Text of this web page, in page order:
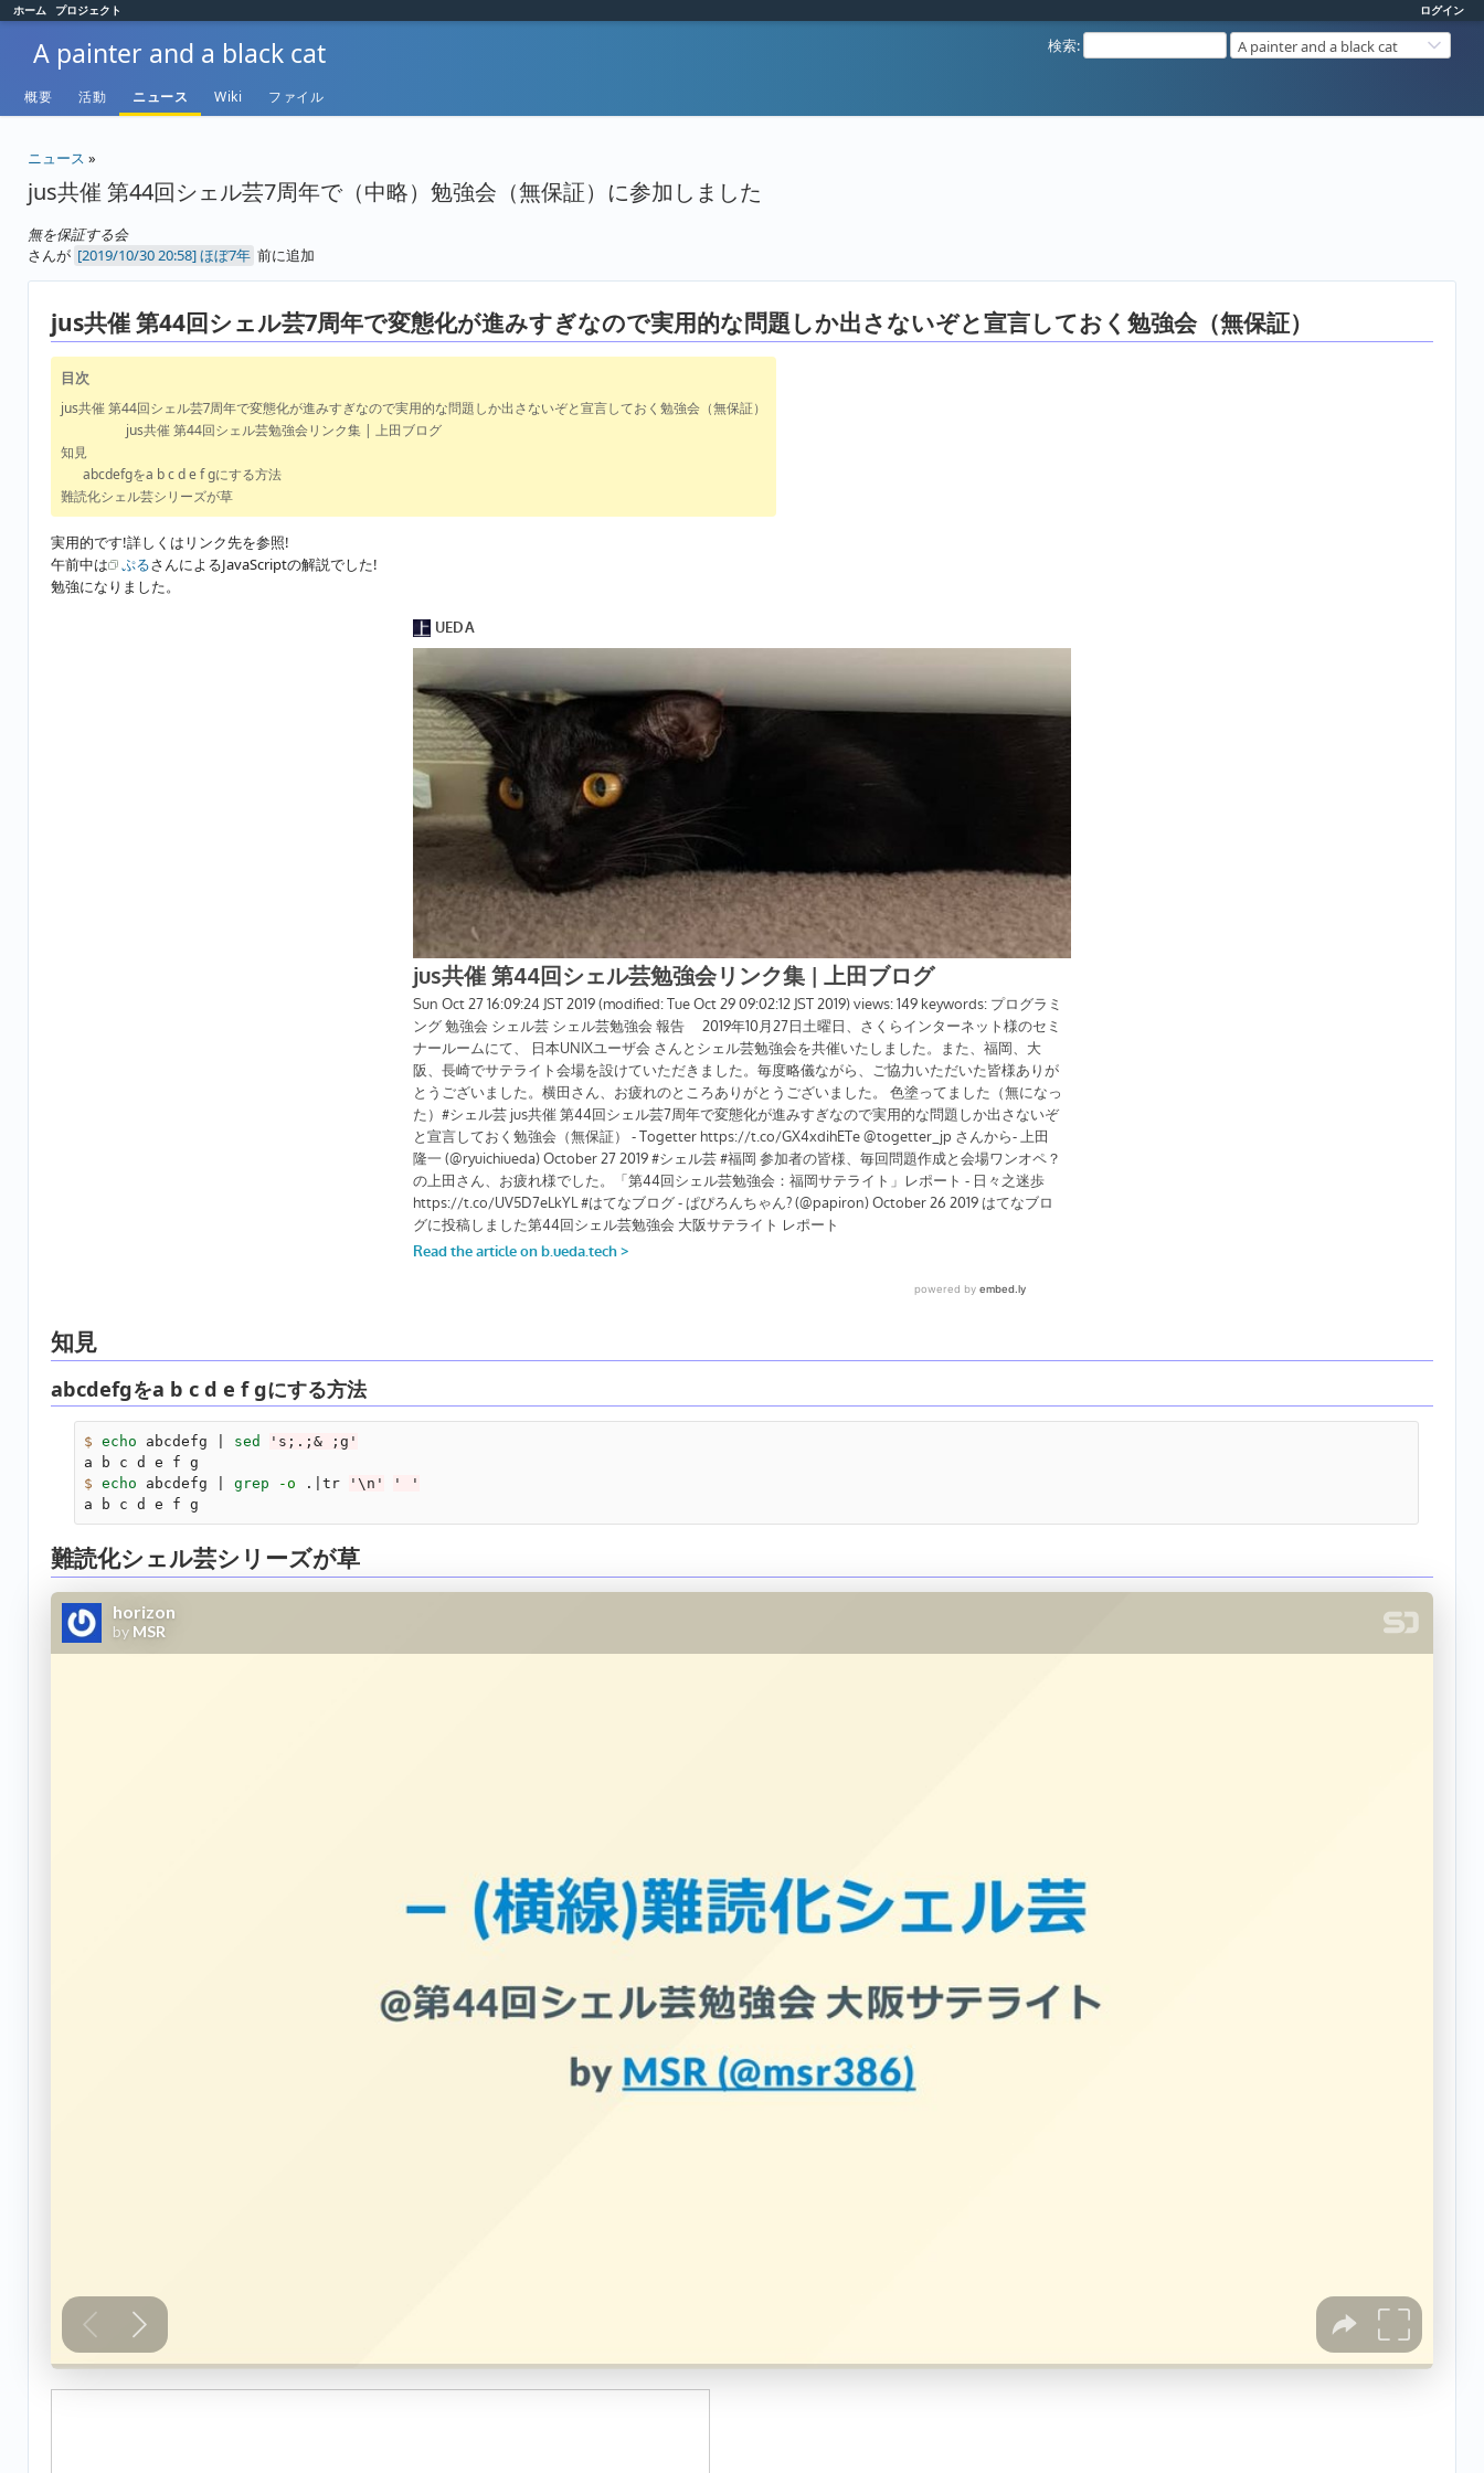
ログイン
ホーム プロジェクト
検索: A painter and a black cat
A painter and a black cat
概要 活動 ニュース Wiki ファイル
ニュース »
jus共催 第44回シェル芸7周年で（中略）勉強会（無保証）に参加しました
無を保証する会
さんが
ほぼ7年 前に追加
jus共催 第44回シェル芸7周年で変態化が進みすぎなので実用的な問題しか出さないぞと宣言しておく勉強会（無保証）
目次
jus共催 第44回シェル芸7周年で変態化が進みすぎなので実用的な問題しか出さないぞと宣言しておく勉強会（無保証）
jus共催 第44回シェル芸勉強会リンク集 | 上田ブログ
知見
abcdefgをa b c d e f gにする方法
難読化シェル芸シリーズが草
実用的です!詳しくはリンク先を参照!
午前中は
ぷるさんによるJavaScriptの解説でした!
勉強になりました。
知見
abcdefgをa b c d e f gにする方法
$ echo abcdefg | sed
's;.;& ;g'
$ echo abcdefg | grep -o .|tr '\n'
' '
難読化シェル芸シリーズが草